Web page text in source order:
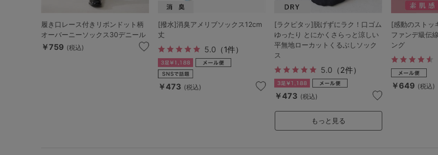
履き口レース付きリボンドット柄
オーバーニーソックス30デニール
￥759 (税込)
[撥水]消臭アメリブソックス12cm
丈
5.0 （1件）
￥473 (税込)
[ラクピタッ]脱げずにラク！口ゴム
ゆったり とにかくさらっと涼しい
平無地ローカットくるぶしソック
ス
5.0 （2件）
￥473 (税込)
[感動のストッ
ファンデ級伝
ング
￥649 (税込)
もっと見る